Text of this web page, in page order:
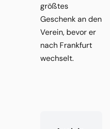
größtes
Geschenk an den
Verein, bevor er
nach Frankfurt
wechselt.